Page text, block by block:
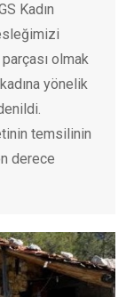
Kadın
olmak
yönelik
temsilinin
derece